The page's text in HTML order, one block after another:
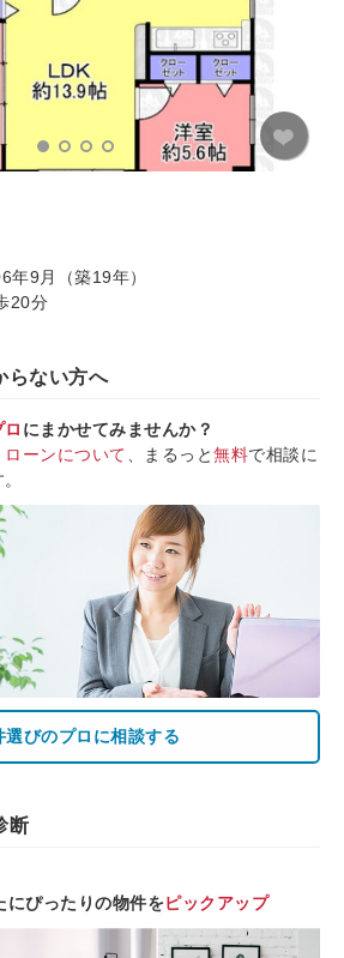
9月（築19年）
20分
らない方へ
ロ にまかせてみませんか？
ローンについて 、まるっと無料で相談に
選びのプロに相談する
断
にぴったりの物件をピックアップ